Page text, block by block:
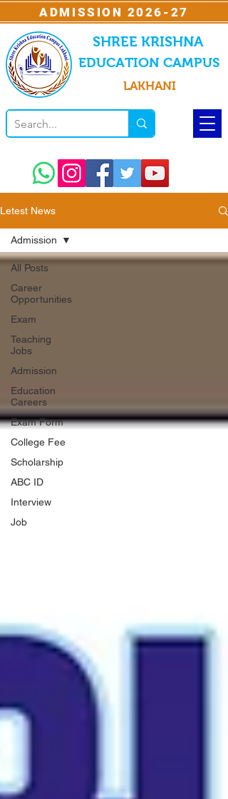
SHREE KRISHNA
EDUCATION CAMPUS
LAKHANI
ADMISSION 2026-27
Letest News
All Posts
Career
Opportunities
Exam
Teaching
Jobs
Admission
Education
Careers
Exam Form
College Fee
Scholarship
ABC ID
Interview
Job
Admission